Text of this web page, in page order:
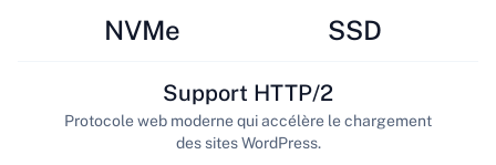
NVMe SSD
Support HTTP/2
Protocole web moderne qui accélère le chargement
des sites WordPress.